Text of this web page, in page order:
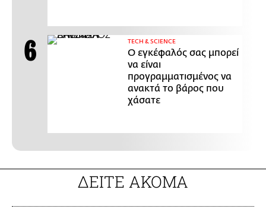
ΤECH & SCIENCE
Ο εγκέφαλός σας μπορεί
να είναι
προγραμματισμένος να
ανακτά το βάρος που
χάσατε
ΔΕΙΤΕ ΑΚΟΜΑ